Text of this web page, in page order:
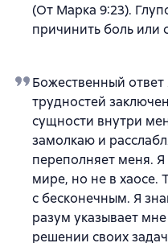
(От Марка 9:23).
причинить боль или
Божественный
трудностей
сущности внутри
замолкаю и
переполняет меня.
мире, но не в хаосе.
с бесконечным. Я
разум указывает
решении своих